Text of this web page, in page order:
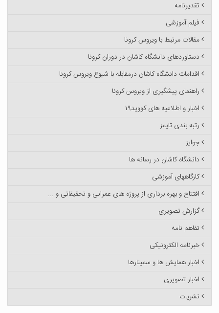
تقدیرنامه
فیلم آموزشی
مقالات مرتبط با ویروس کرونا
دستاوردهای دانشگاه کاشان در دوران کرونا
اقدامات دانشگاه کاشان درمقابله با شیوع ویروس کرونا
راهنمای پیشگیری از ویروس کرونا
اخبار و اطلاعیه های کووید۱۹
رتبه بندی تایمز
جوایز
دانشگاه کاشان در رسانه ها
کارگاههای آموزشی
افتتاح و بهره برداری از پروژه های عمرانی و تحقیقاتی و ...
گزارش تصویری
تفاهم نامه
خبرنامه الکترونیکی
اخبار همایش ها و سمینارها
اخبار تصویری
نشریات